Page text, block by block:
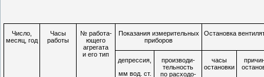
Число,
месяц, год
Часы
работы
№ работа­
ющего
агрега­та
и его тип
Показания измерительных
приборов
Остановка
депрес­сия,
мм вод. ст.
произво­ди­
тельность
по расхо­до­
часы
оста­новки